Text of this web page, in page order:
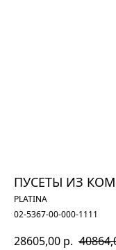
ПУСЕТЫ ИЗ
PLATINA
02-5367-00-000-1111
28605,00 р.